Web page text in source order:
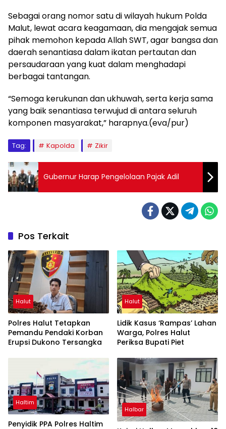
Sebagai orang nomor satu di wilayah hukum Polda
Malut, lewat acara keagamaan, dia mengajak semua
pihak memohon kepada Allah SWT, agar bangsa dan
daerah senantiasa dalam ikatan pertautan dan
persaudaraan yang kuat dalam menghadapi
berbagai tantangan.
“Semoga kerukunan dan ukhuwah, serta kerja sama
yang baik senantiasa terwujud di antara seluruh
komponen masyarakat,” harapnya.(eva/pur)
Tag: Kapolda Zikir
Gubernur Harap Pengelolaan Pajak Adil
Pos Terkait
Halut
Polres Halut Tetapkan
Pemandu Pendaki Korban
Erupsi Dukono Tersangka
Halut
Lidik Kasus ‘Rampas’ Lahan
Warga, Polres Halut
Periksa Bupati Piet
Haltim
Penyidik PPA Polres Haltim
Halbar